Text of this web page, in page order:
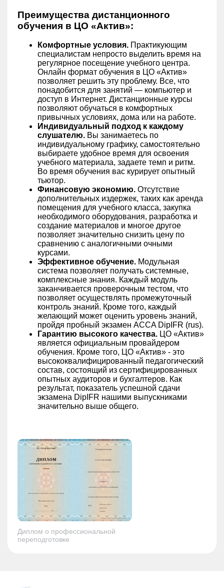
Преимущества дистанционного
обучения в ЦО «Актив»:
Комфортные условия. Практикующим
специалистам непросто выделить время на
регулярное посещение учебного центра.
Онлайн формат обучения в ЦО «Актив»
позволяет решить эту проблему. Все, что
понадобится для занятий — компьютер и
доступ в Интернет. Дистанционные курсы
позволяют обучаться в комфортных
привычных условиях, дома или на работе.
Индивидуальный подход к каждому
слушателю. Вы занимаетесь по
индивидуальному графику, самостоятельно
выбираете удобное время для освоения
учебного материала, задаете темп и ритм.
Во время обучения вас курирует опытный
тьютор.
Финансовую экономию. Отсутствие
дополнительных издержек, таких как аренда
помещения для учебного класса, закупка
необходимого оборудования, разработка и
создание материалов и многое другое
позволяет значительно снизить цену по
сравнению с аналогичными очными
курсами.
Эффективное обучение. Модульная
система позволяет получать системные,
комплексные знания. Каждый модуль
заканчивается проверочным тестом, что
позволяет осуществлять промежуточный
контроль знаний. Кроме того, каждый
желающий может оценить уровень знаний,
пройдя пробный экзамен ACCA DipIFR (rus).
Гарантию высокого качества. ЦО «Актив»
является официальным провайдером
обучения. Кроме того, ЦО «Актив» - это
высококвалифицированный педагогический
состав, состоящий из сертифицированных
опытных аудиторов и бухгалтеров. Как
результат, показатель успешной сдачи
экзамена DipIFR нашими выпускниками
значительно выше общего.
Диплом о профессиональной
переподготовке